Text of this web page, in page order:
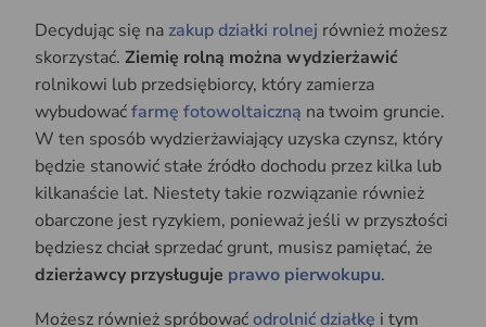
Decydując się na zakup działki rolnej również możesz
skorzystać. Ziemię rolną można wydzierżawić
rolnikowi lub przedsiębiorcy, który zamierza
wybudowaćfarmę fotowoltaiczną na twoim gruncie.
W ten sposób wydzierżawiający uzyska czynsz, który
będzie stanowić stałe źródło dochodu przez kilka lub
kilkanaście lat. Niestety takie rozwiązanie również
obarczone jest ryzykiem, ponieważ jeśli w przyszłości
będziesz chciał sprzedać grunt, musisz pamiętać, że
dzierżawcy przysługuje prawo pierwokupu.
Możesz również spróbowaćodrolnić działkę i tym